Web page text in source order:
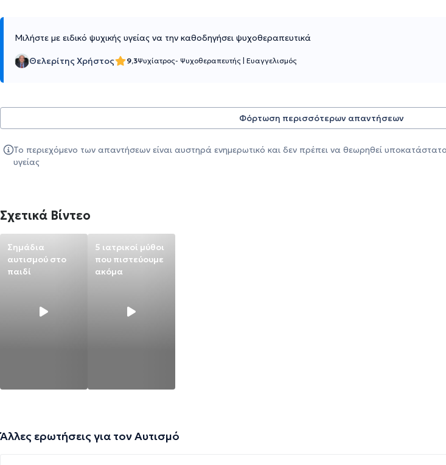
Μιλήστε με ειδικό ψυχικής υγείας να την καθοδηγήσει ψυχοθεραπευτικά
Θελερίτης Χρήστος 9,3Ψυχίατρος- Ψυχοθεραπευτής Ευαγγελισμός
Φόρτωση περισσότερων απαντήσεων
Το περιεχόμενο των απαντήσεων είναι αυστηρά ενημερωτικό και δεν πρέπει να θεωρηθεί
υγείας
Σχετικά Βίντεο
Σημάδια
αυτισμού στο
παιδί
5 ιατρικοί μύθοι
που πιστεύουμε
ακόμα
Άλλες ερωτήσεις για τον Αυτισμό